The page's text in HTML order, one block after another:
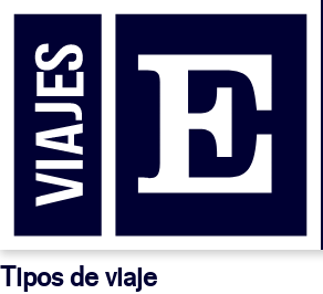
Tipos de viaje